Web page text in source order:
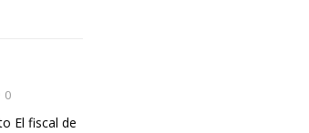
0
El fiscal de